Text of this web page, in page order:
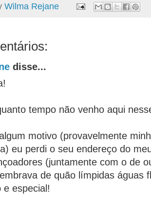
Wilma Rejane
disse...
tempo não venho aqui
motivo (provavelmente
eu perdi o seu endereço do
(juntamente com o de
de quão límpidas águas
e especial!